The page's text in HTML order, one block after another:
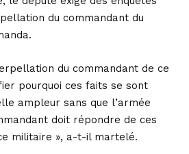
du commandant du
du commandant de ce
pourquoi ces faits se sont
ampleur sans que l’armée
doit répondre de ces
militaire », a-t-il martelé.